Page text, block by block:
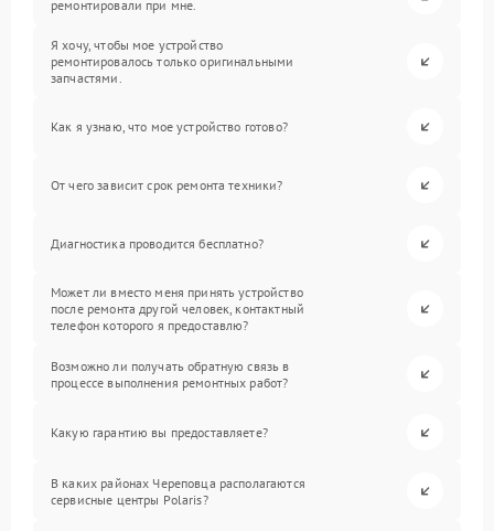
ремонтировали при мне.
Я хочу, чтобы мое устройство
ремонтировалось только оригинальными
запчастями.
Как я узнаю, что мое устройство готово?
От чего зависит срок ремонта техники?
Диагностика проводится бесплатно?
Может ли вместо меня принять устройство
после ремонта другой человек, контактный
телефон которого я предоставлю?
Возможно ли получать обратную связь в
процессе выполнения ремонтных работ?
Какую гарантию вы предоставляете?
В каких районах Череповца располагаются
сервисные центры Polaris?